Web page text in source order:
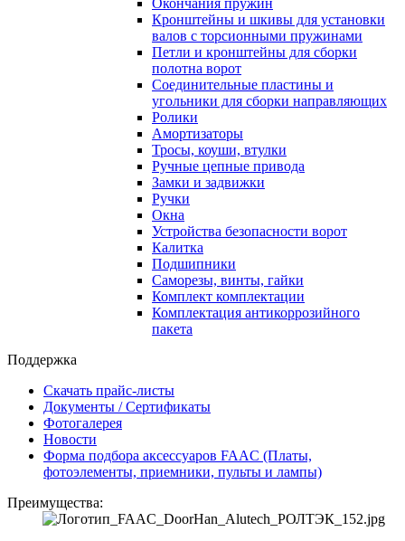
Окончания пружин
Кронштейны и шкивы для установки
валов с торсионными пружинами
Петли и кронштейны для сборки
полотна ворот
Соединительные пластины и
угольники для сборки направляющих
Ролики
Амортизаторы
Тросы, коуши, втулки
Ручные цепные привода
Замки и задвижки
Ручки
Окна
Устройства безопасности ворот
Калитка
Подшипники
Саморезы, винты, гайки
Комплект комплектации
Комплектация антикоррозийного
пакета
Поддержка
Скачать прайс-листы
Документы / Сертификаты
Фотогалерея
Новости
Форма подбора аксессуаров FAAC (Платы,
фотоэлементы, приемники, пульты и лампы)
Преимущества: